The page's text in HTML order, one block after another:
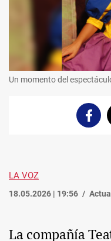
Un momento del
LA VOZ
18.05.2026 | 19:56
La compañía